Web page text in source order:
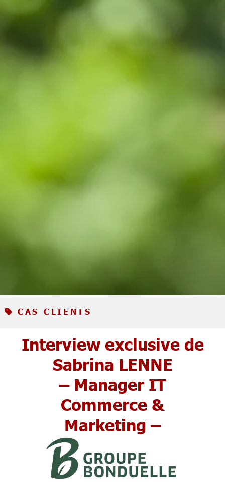
CAS CLIENTS
Interview exclusive de
Sabrina LENNE
– Manager IT
Commerce &
Marketing –